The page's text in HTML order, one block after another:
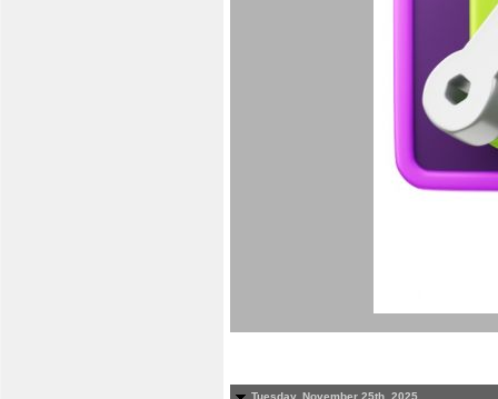
Tuesday, November 25th, 2025